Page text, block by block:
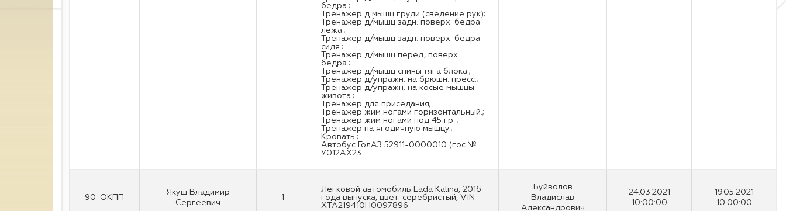
бедра.;
Тренажер д мышц груди (сведение рук);
Тренажер д/мышц задн. поверх. бедра
лежа.;
Тренажер д/мышц задн. поверх. бедра
сидя.;
Тренажер д/мышц перед, поверх
бедра.;
Тренажер д/мышц спины тяга блока.;
Тренажер д/упражн. на брюшн. пресс.;
Тренажер д/упражн. на косые мышцы
живота.;
Тренажер для приседания;
Тренажер жим ногами горизонтальный.;
Тренажер жим ногами под 45 гр..;
Тренажер на ягодичную мышцу.;
Кровать.;
Автобус ГолАЗ 52911-0000010 (гос.№
У012АХ23
90-ОКПП
Якуш Владимир
Сергеевич
1
Легковой автомобиль Lada Kalina, 2016
года выпуска, цвет: серебристый, VIN
XTA219410H0097896
Буйволов
Владислав
Александрович
24.03.2021
10:00:00
19.05.2021
10:00:00